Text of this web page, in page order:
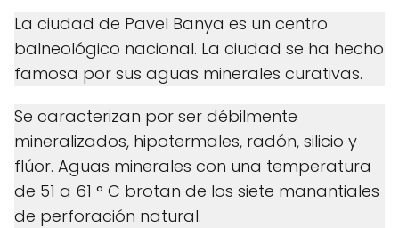
La ciudad de Pavel Banya es un centro
balneológico nacional. La ciudad se ha hecho
famosa por sus aguas minerales curativas.
Se caracterizan por ser débilmente
mineralizados, hipotermales, radón, silicio y
flúor. Aguas minerales con una temperatura
de 51 a 61 ° C brotan de los siete manantiales
de perforación natural.